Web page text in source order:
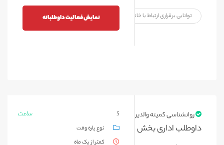
توانایی برقراری ارتباط با خانواده بیمار نمایش فعالیت داوطلبانه
روانشناسی کمیته والدین
داوطلب اداری بخش روانشناسی اردیبهشت ۱۴۰۴
ساعت
5
نوع پاره وقت
کمتر از یک ماه